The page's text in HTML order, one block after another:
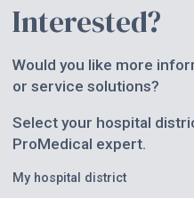
Interested?
Would you like more
or service solutions?
Select your hospital
ProMedical expert.
My hospital district